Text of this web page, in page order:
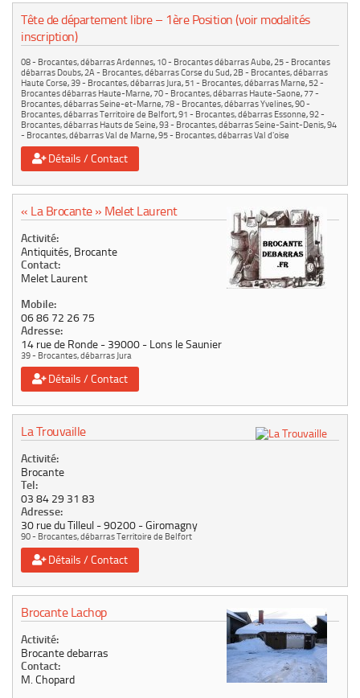
Contact
Tête de département libre – 1ère Position (voir modalités
inscription)
08 - Brocantes, débarras Ardennes, 10 - Brocantes débarras Aube,25 - Brocantes
débarras Doubs,2A - Brocantes, débarras Corse du Sud,2B - Brocantes, débarras
Haute Corse,39 - Brocantes, débarras Jura,51 - Brocantes, débarras Marne,52 -
Brocantes débarras Haute-Marne,70 - Brocantes, débarras Haute-Saone,77 -
Brocantes, débarras Seine-et-Marne,78 - Brocantes, débarras Yvelines,90 -
Brocantes, débarras Territoire de Belfort,91 - Brocantes, débarras Essonne,92 -
Brocantes, débarras Hauts de Seine,93 - Brocantes, débarras Seine-Saint-Denis,94
- Brocantes, débarras Val de Marne,95 - Brocantes, débarras Val d'oise
Détails / Contact
« La Brocante » Melet Laurent
Activité:
Antiquités, Brocante
Contact:
Melet Laurent
Mobile:
06 86 72 26 75
Adresse:
14 rue de Ronde 39000 Lons le Saunier
39 - Brocantes, débarras Jura
Détails / Contact
La Trouvaille
Activité:
Brocante
Tel:
03 84 29 31 83
Adresse:
30 rue du Tilleul 90200 Giromagny
90 - Brocantes, débarras Territoire de Belfort
Détails / Contact
Brocante Lachop
Activité:
Brocante debarras
Contact:
M. Chopard